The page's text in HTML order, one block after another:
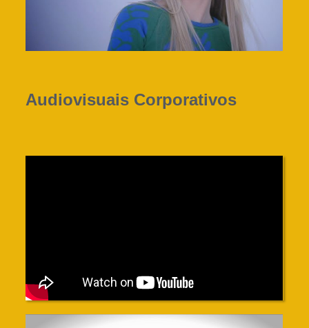
Audiovisuais Corporativos